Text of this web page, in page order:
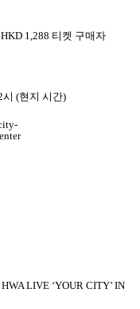
1,288 티켓 구매자
시 (현지 시간)
LIVE ‘YOUR CITY’ IN